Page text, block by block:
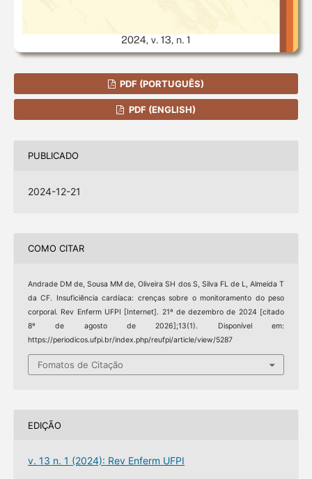
PDF (PORTUGUÊS)
PDF (ENGLISH)
PUBLICADO
2024-12-21
COMO CITAR
Andrade DM de, Sousa MM de, Oliveira SH dos S, Silva FL de L, Almeida T
da CF. Insuficiência cardíaca: crenças sobre o monitoramento do peso
corporal. Rev Enferm UFPI [Internet]. 21º de dezembro de 2024 [citado
8º de agosto de 2026];13(1). Disponível em:
https://periodicos.ufpi.br/index.php/reufpi/article/view/5287
Fomatos de Citação
EDIÇÃO
v. 13 n. 1 (2024): Rev Enferm UFPI